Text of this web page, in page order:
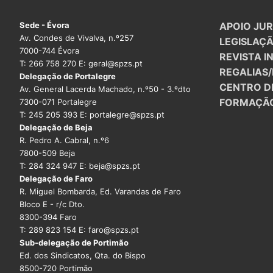
Sede - Évora
Av. Condes de Vivalva, n.º257
7000-744 Évora
T: 266 758 270 E: geral@spzs.pt
Delegação de Portalegre
Av. General Lacerda Machado, n.º50 - 3.ºdto
7300-071 Portalegre
T: 245 205 393 E: portalegre@spzs.pt
Delegação de Beja
R. Pedro A. Cabral, n.º6
7800-509 Beja
T: 284 324 947 E: beja@spzs.pt
Delegação de Faro
R. Miguel Bombarda, Ed. Varandas de Faro
Bloco E - r/c Dto.
8300-394 Faro
T: 289 823 154 E: faro@spzs.pt
Sub-delegação de Portimão
Ed. dos Sindicatos, Qta. do Bispo
8500-720 Portimão
APOIO
REVISTA
CENTRO